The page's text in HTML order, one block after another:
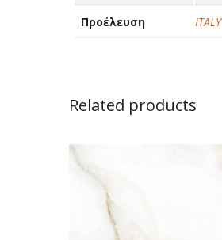
Προέλευση ITALY
Related products